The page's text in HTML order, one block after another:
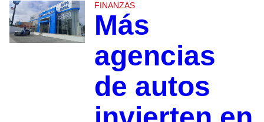
FINANZAS
Más
agencias
de autos